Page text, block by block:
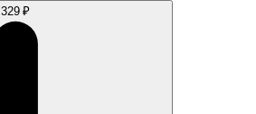
329 ₽